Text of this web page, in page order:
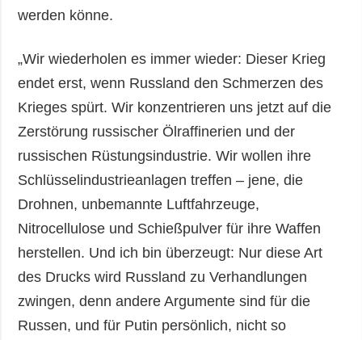
werden könne.
„Wir wiederholen es immer wieder: Dieser Krieg
endet erst, wenn Russland den Schmerzen des
Krieges spürt. Wir konzentrieren uns jetzt auf die
Zerstörung russischer Ölraffinerien und der
russischen Rüstungsindustrie. Wir wollen ihre
Schlüsselindustrieanlagen treffen – jene, die
Drohnen, unbemannte Luftfahrzeuge,
Nitrocellulose und Schießpulver für ihre Waffen
herstellen. Und ich bin überzeugt: Nur diese Art
des Drucks wird Russland zu Verhandlungen
zwingen, denn andere Argumente sind für die
Russen, und für Putin persönlich, nicht so